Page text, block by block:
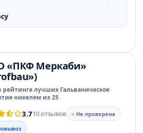
«ПКФ Меркаби»
рейтинге лучших Гальваническое
никелем из 25
3.710 отзывов
○ Не проверена